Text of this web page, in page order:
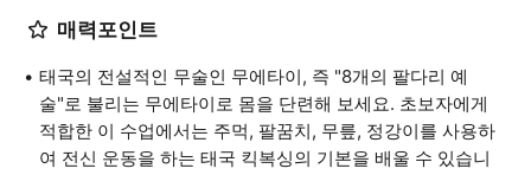
매력포인트
태국의 전설적인 무술인 무에타이, 즉 "8개의 팔다리 예
술"로 불리는 무에타이로 몸을 단련해 보세요. 초보자에게
적합한 이 수업에서는 주먹, 팔꿈치, 무릎, 정강이를 사용하
여 전신 운동을 하는 태국 킥복싱의 기본을 배울 수 있습니